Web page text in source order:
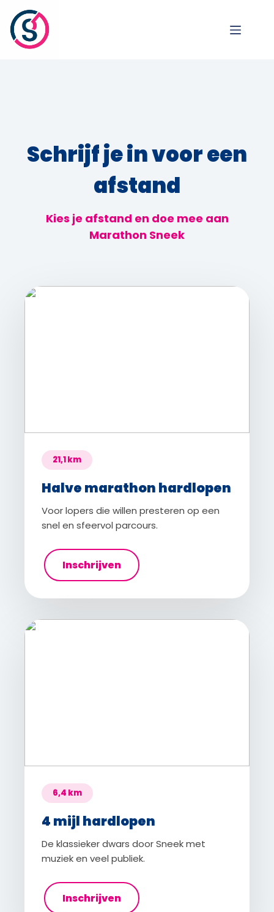
Schrijf je in voor een
afstand
Kies je afstand en doe mee aan
Marathon Sneek
21,1 km
Halve marathon hardlopen
Voor lopers die willen presteren op een
snel en sfeervol parcours.
Inschrijven
6,4 km
4 mijl hardlopen
De klassieker dwars door Sneek met
muziek en veel publiek.
Inschrijven